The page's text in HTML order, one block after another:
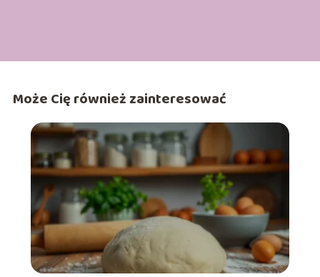
Może Cię również zainteresować